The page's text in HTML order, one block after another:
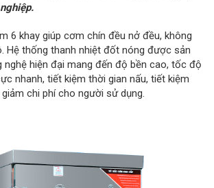
6 khay giúp cơm chín đều nở đều, không
Hệ thống thanh nhiệt đốt nóng được sản
nghệ hiện đại mang đến độ bền cao, tốc độ
nhanh, tiết kiệm thời gian nấu, tiết kiệm
chi phí cho người sử dụng.